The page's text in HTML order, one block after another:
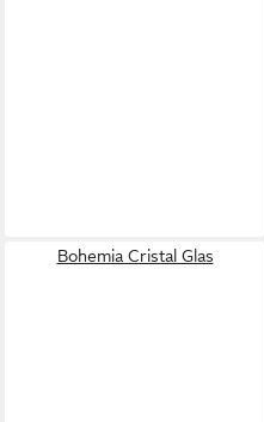
Bohemia Cristal Glas